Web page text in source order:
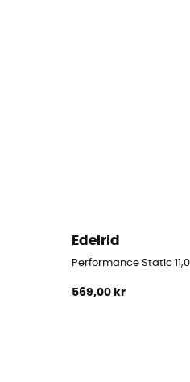
Edelrid
Performance Static
569,00 kr